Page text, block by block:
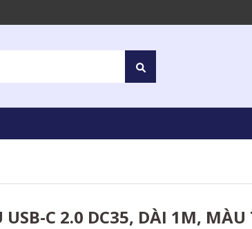
USB-C 2.0 DC35, DÀI 1M, MÀU